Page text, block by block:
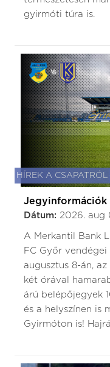
gyirmóti túra is.
HÍREK A CSAPATRÓL
Jegyinformációk
Dátum: 2026. aug
A Merkantil Bank
FC Győr vendégei
augusztus 8-án,
két órával
árú belépőjegyek
és a helyszínen is
Gyirmóton is!